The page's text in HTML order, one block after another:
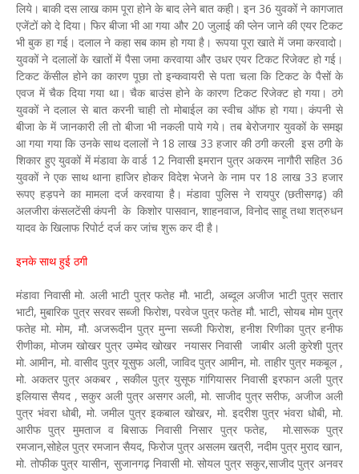
लिये। बाकी दस लाख काम पूरा होने के बाद लेने बात कही। इन 36 युवकों ने कागजात
एजेंटों को दे दिया। फिर बीजा भी आ गया और 20 जुलाई की प्लेन जाने की एयर टिकट
भी बुक हा गई। दलाल ने कहा सब काम हो गया है। रूपया पूरा खाते में जमा करवादो।
युवकों ने दलालों के खातों में पैसा जमा करवाया और उधर एयर टिकट रिजेक्ट हो गई।
टिकट केंसील होने का कारण पूछा तो इन्कवायरी से पता चला कि टिकट के पैसों के
एवज में चैक दिया गया था। चैक बाउंस होने के कारण टिकट रिजेक्ट हो गया। ठगे
युवकों ने दलाल से बात करनी चाही तो मोबाईल का स्वीच ऑफ हो गया। कंपनी से
बीजा के में जानकारी ली तो बीजा भी नकली पाये गये। तब बेरोजगार युवकों के समझ
आ गया गया कि उनके साथ दलालों ने 18 लाख 33 हजार की ठगी करली इस ठगी के
शिकार हुए युवकों में मंडावा के वार्ड 12 निवासी इमरान पुत्र अकरम नागौरी सहित 36
युवकों ने एक साथ थाना हाजिर होकर विदेश भेजने के नाम पर 18 लाख 33 हजार
रूपए हड़पने का मामला दर्ज करवाया है। मंडावा पुलिस ने रायपुर (छतीसगढ़) की
अलजीरा कंसलटेंसी कंपनी के किशोर पासवान, शाहनवाज, विनोद साहू तथा शत्रुधन
यादव के खिलाफ रिपोर्ट दर्ज कर जांच शुरू कर दी है।
इनके साथ हुई ठगी
मंडावा निवासी मो. अली भाटी पुत्र फतेह मौ. भाटी, अब्दूल अजीज भाटी पुत्र सतार
भाटी, मुबारिक पुत्र सरवर सब्जी फिरोश, परवेज पुत्र फतेह मौ. भाटी, सोयब मोम पुत्र
फतेह मो. मोम, मौ. अजरूदीन पुत्र मुन्ना सब्जी फिरोश, हनीश रिणीका पुत्र हनीफ
रीणीका, मोजम खोखर पुत्र उम्मेद खोखर नयासर निवासी जाबीर अली कुरेशी पुत्र
माे. आमीन, मो. वासीद पुत्र यूसुफ अली, जाविद पुत्र आमीन, मो. ताहीर पुत्र मकबूल ,
मो. अकतर पुत्र अकबर , सकील पुत्र युसूफ गांगियासर निवासी इरफान अली पुत्र
इलियास सैयद , सकुर अली पुत्र असगर अली, मो. साजीद पुत्र सरीफ, अजीज अली
पुत्र भंवरा धोबी, मो. जमील पुत्र इकबाल खोखर, मो. इदरीश पुत्र भंवरा धोबी, मो.
आरीफ पुत्र मुमताज व बिसाऊ निवासी निसार पुत्र फतेह, माे.सारूक पुत्र
रमजान,सोहेल पुत्र रमजान सैयद, फिरोज पुत्र असलम खत्री, नदीम पुत्र मुराद खान,
मो. तोफीक पुत्र यासीन, सुजानगढ़ निवासी मो. सोयल पुत्र सकुर,साजीद पुत्र अनवर